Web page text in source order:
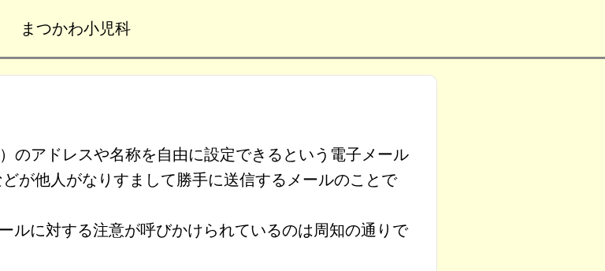
まつかわ小児科
のアドレスや名称を自由に設定できるという電子メール
が他人がなりすまして勝手に送信するメールのことで
ルに対する注意が呼びかけられているのは周知の通りで